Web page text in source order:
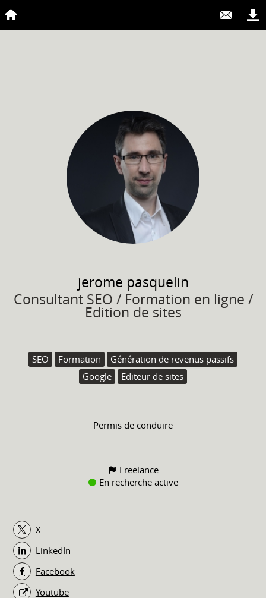
jerome pasquelin
Consultant SEO / Formation en ligne /
Edition de sites
SEO Formation
Génération de revenus passifs
Google
Editeur de sites
Permis de conduire
Freelance
En recherche active
X
LinkedIn
Facebook
Youtube